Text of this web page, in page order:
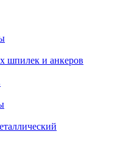
шпилек и анкеров